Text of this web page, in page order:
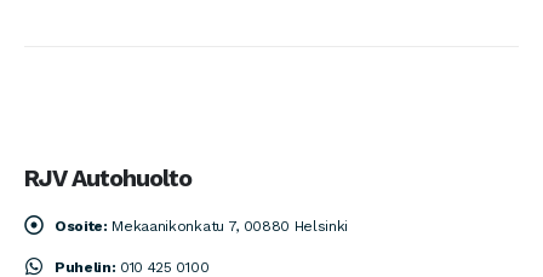
RJV Autohuolto
Osoite: Mekaanikonkatu 7, 00880 Helsinki
Puhelin: 010 425 0100